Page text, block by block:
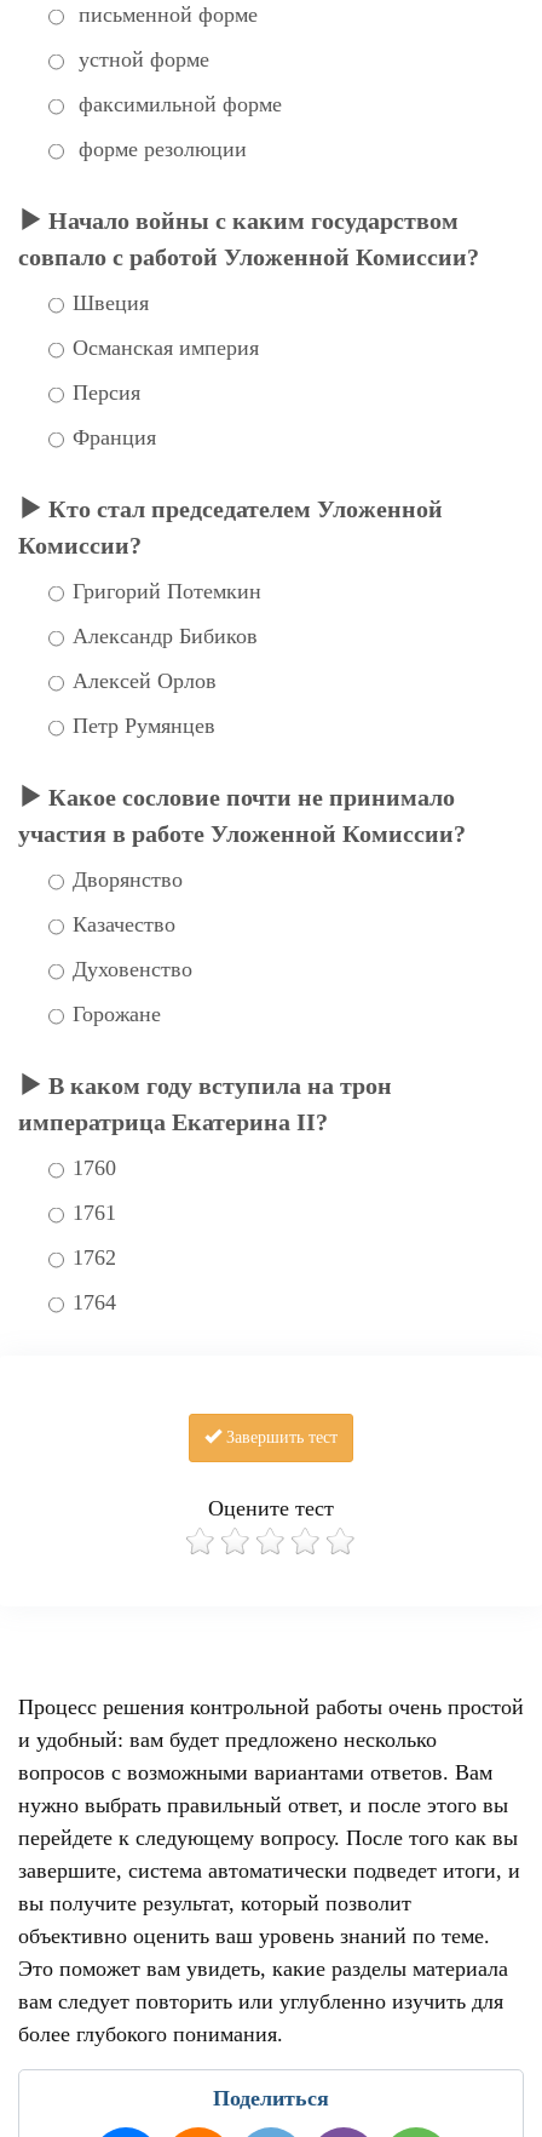
письменной форме
устной форме
факсимильной форме
форме резолюции
Начало войны с каким государством
совпало с работой Уложенной Комиссии?
Швеция
Османская империя
Персия
Франция
Кто стал председателем Уложенной
Комиссии?
Григорий Потемкин
Александр Бибиков
Алексей Орлов
Петр Румянцев
Какое сословие почти не принимало
участия в работе Уложенной Комиссии?
Дворянство
Казачество
Духовенство
Горожане
В каком году вступила на трон
императрица Екатерина II?
1760
1761
1762
1764
Завершить тест
Оцените тест
Процесс решения контрольной работы очень простой
и удобный: вам будет предложено несколько
вопросов с возможными вариантами ответов. Вам
нужно выбрать правильный ответ, и после этого вы
перейдете к следующему вопросу. После того как вы
завершите, система автоматически подведет итоги, и
вы получите результат, который позволит
объективно оценить ваш уровень знаний по теме.
Это поможет вам увидеть, какие разделы материала
вам следует повторить или углубленно изучить для
более глубокого понимания.
Поделиться